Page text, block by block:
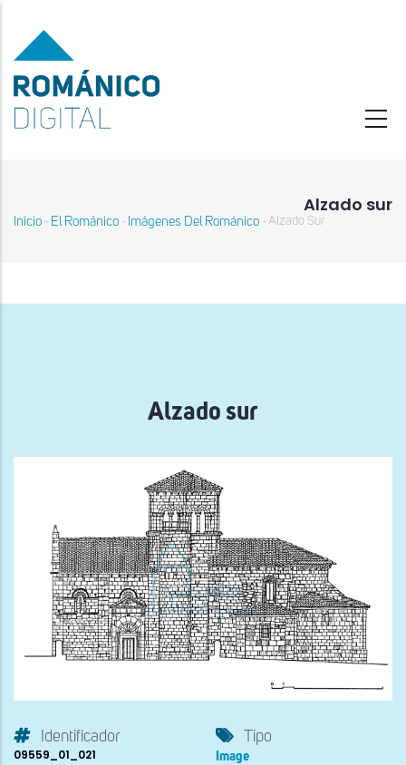
contenido
principal
Alzado sur
Sobrescribir
navegación
Inicio - El Románico - Imágenes Del Románico - Alzado Sur
Alzado sur
Identificador
09559_01_021
Tipo
Image